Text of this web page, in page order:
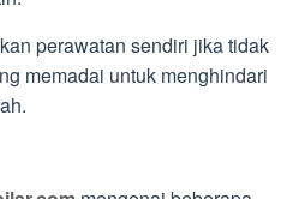
perawatan sendiri jika tidak
memadai untuk menghindari